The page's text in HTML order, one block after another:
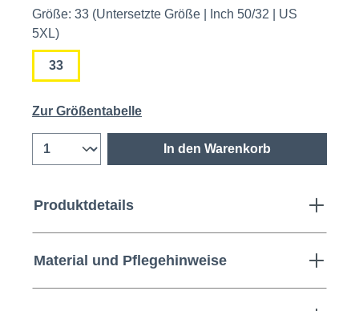
Größe: 33 (Untersetzte Größe | Inch 50/32 | US
5XL)
33
Zur Größentabelle
In den Warenkorb
Produktdetails
Material und Pflegehinweise